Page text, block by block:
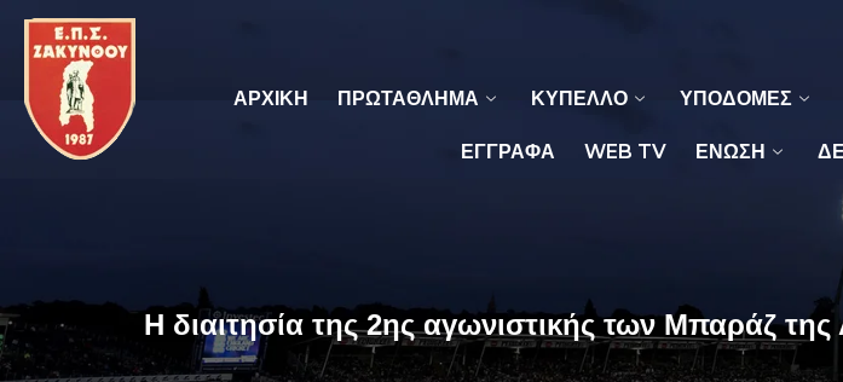
ΑΡΧΙΚΗ ΠΡΩΤΑΘΛΗΜΑ ΚΥΠΕΛΛΟ ΥΠΟΔΟΜΕΣ
ΕΓΓΡΑΦΑ WEB TV ΕΝΩΣΗ
Η διαιτησία της 2ης αγωνιστικής των Μπαράζ της